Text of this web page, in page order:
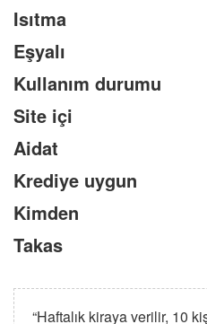
Isıtma
Eşyalı
Kullanım durumu
Site içi
Aidat
Krediye uygun
Kimden
Takas
“Haftalık kiraya verilir, 10